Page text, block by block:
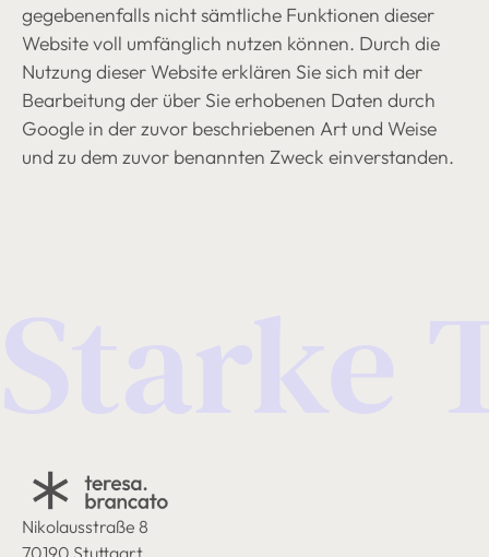
gegebenenfalls nicht sämtliche Funktionen dieser
Website voll umfänglich nutzen können. Durch die
Nutzung dieser Website erklären Sie sich mit der
Bearbeitung der über Sie erhobenen Daten durch
Google in der zuvor beschriebenen Art und Weise
und zu dem zuvor benannten Zweck einverstanden.
Nikolausstraße 8
70190 Stuttgart